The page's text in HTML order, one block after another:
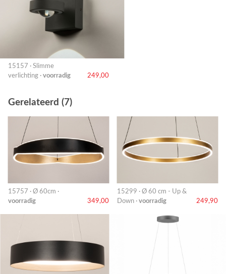
15157 · Slimme
verlichting · voorradig 249,00
Gerelateerd (7)
15757 · Ø 60cm ·
voorradig
349,00
15299 · Ø 60 cm - Up &
Down · voorradig 249,90